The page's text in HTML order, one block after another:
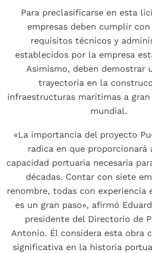
Para preclasificarse en esta
empresas deben cumplir
requisitos técnicos y
establecidos por la empresa
Asimismo, deben demostrar
trayectoria en la
infraestructuras marítimas a
mundial.
«La importancia del proyecto
radica en que proporcionará
capacidad portuaria necesaria
décadas. Contar con siete
renombre, todas con experiencia
es un gran paso», afirmó
presidente del Directorio de
Antonio. Él considera esta obra
significativa en la historia